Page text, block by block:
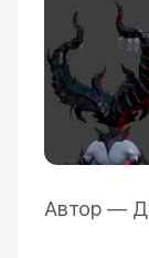
Автор —